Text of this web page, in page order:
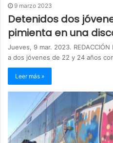
9 marzo 2023
Detenidos dos
pimienta en una
Jueves, 9 mar. 2023.
a dos jóvenes de 22 y 24 años
Leer más »